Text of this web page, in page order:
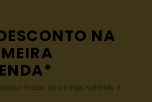
NA
todas as últimas notícias e